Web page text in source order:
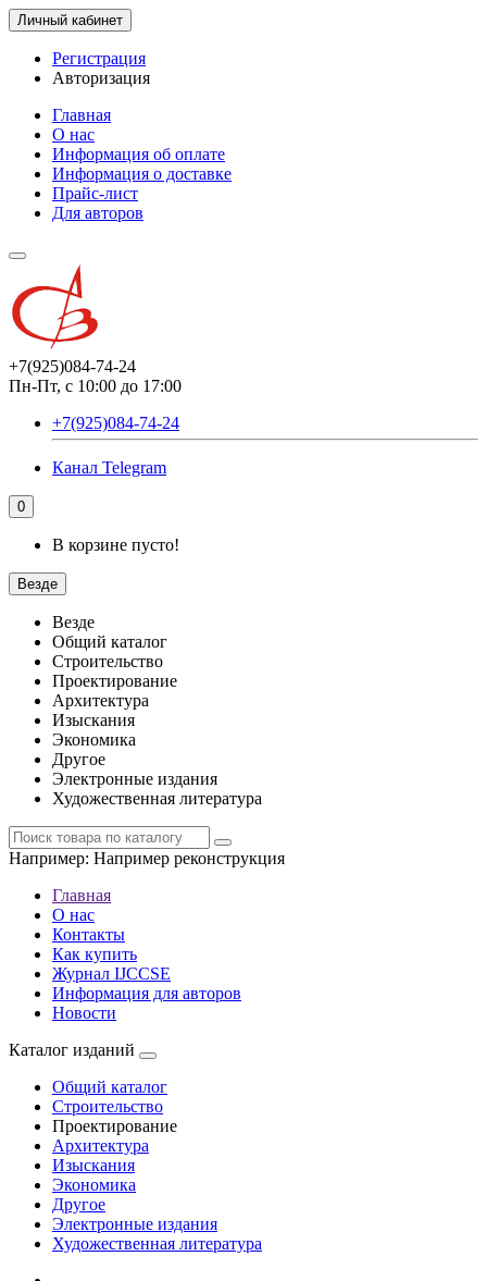
Личный кабинет
Регистрация
Авторизация
Главная
О нас
Информация об оплате
Информация о доставке
Прайс-лист
Для авторов
+7(925)084-74-24
Пн-Пт, с 10:00 до 17:00
+7(925)084-74-24
Канал Telegram
0
В корзине пусто!
Везде
Везде
Общий каталог
Строительство
Проектирование
Архитектура
Изыскания
Экономика
Другое
Электронные издания
Художественная литература
Например: Например реконструкция
Главная
О нас
Контакты
Как купить
Журнал IJCCSE
Информация для авторов
Новости
Каталог изданий
Общий каталог
Строительство
Проектирование
Архитектура
Изыскания
Экономика
Другое
Электронные издания
Художественная литература